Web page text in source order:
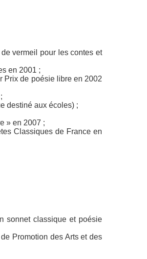
vermeil pour les contes et
en 2001 ;
Prix de poésie libre en 2002
destiné aux écoles) ;
» en 2007 ;
Classiques de France en
sonnet classique et poésie
Promotion des Arts et des